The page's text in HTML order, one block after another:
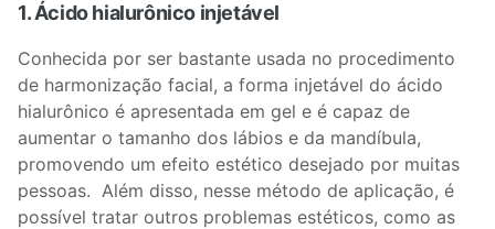
1. Ácido hialurônico injetável
Conhecida por ser bastante usada no procedimento
de harmonização facial, a forma injetável do ácido
hialurônico é apresentada em gel e é capaz de
aumentar o tamanho dos lábios e da mandíbula,
promovendo um efeito estético desejado por muitas
pessoas. Além disso, nesse método de aplicação, é
possível tratar outros problemas estéticos, como as